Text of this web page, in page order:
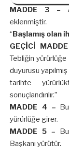
MADDE 3 –
eklenmiştir.
“Başlamış olan
GEÇİCİ
Tebliğin yürürlüğe
duyurusu
tarihte
sonuçlandırılır.”
MADDE 4 –
yürürlüğe girer.
MADDE 5 –
Başkanı yürütür.